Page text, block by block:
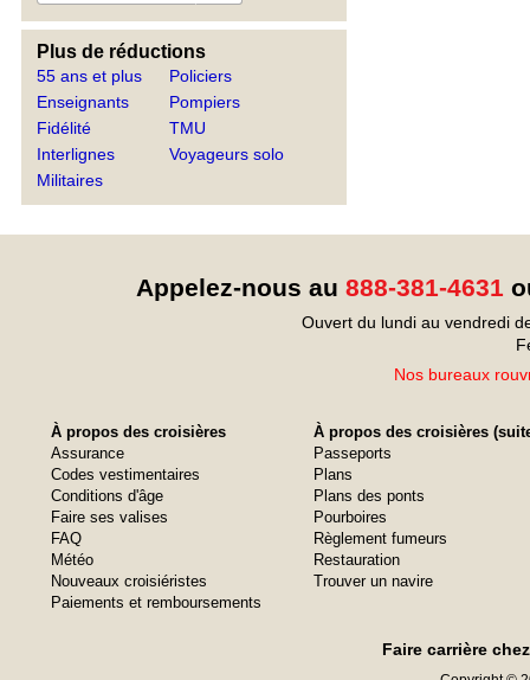
Plus de réductions
55 ans et plus
Enseignants
Fidélité
Interlignes
Militaires
Policiers
Pompiers
TMU
Voyageurs solo
Appelez-nous au 888-381-4631
Ouvert du lundi au vendredi
Nos bureaux
À propos des croisières
Assurance
Codes vestimentaires
Conditions d'âge
Faire ses valises
FAQ
Météo
Nouveaux croisiéristes
Paiements et remboursements
À propos des croisières
Passeports
Plans
Plans des ponts
Pourboires
Règlement fumeurs
Restauration
Trouver un navire
Faire carrière